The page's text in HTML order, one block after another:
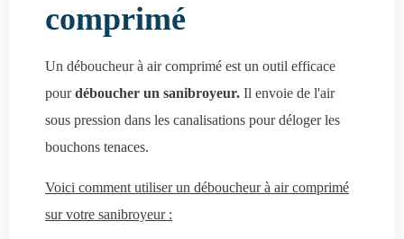
comprimé
Un déboucheur à air comprimé est un outil efficace
pourdéboucher un sanibroyeur. Il envoie de l'air
sous pression dans les canalisations pour déloger les
bouchons tenaces.
Voici comment utiliser un déboucheur à air comprimé
sur votre sanibroyeur :